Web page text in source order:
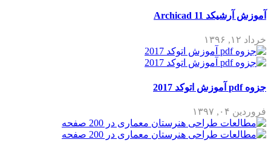
آموزش آرشیکد Archicad 11
خرداد ۱۲, ۱۳۹۶
جزوه pdf آموزش اتوکد 2017
فروردین ۰۴, ۱۳۹۷